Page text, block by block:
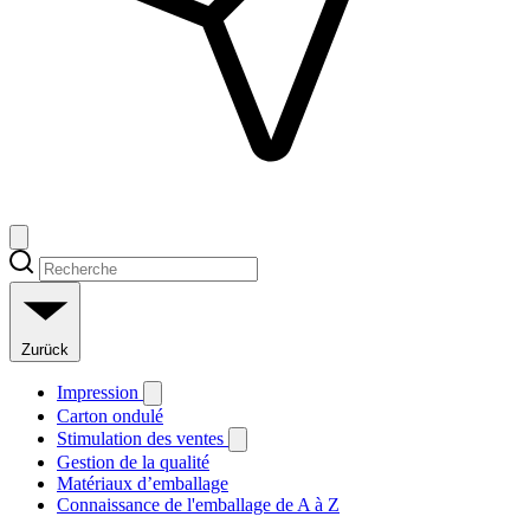
Zurück
Impression
Carton ondulé
Stimulation des ventes
Gestion de la qualité
Matériaux d’emballage
Connaissance de l'emballage de A à Z